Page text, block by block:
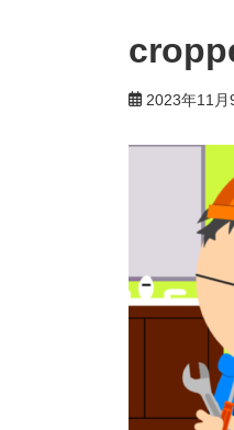
2023年11月